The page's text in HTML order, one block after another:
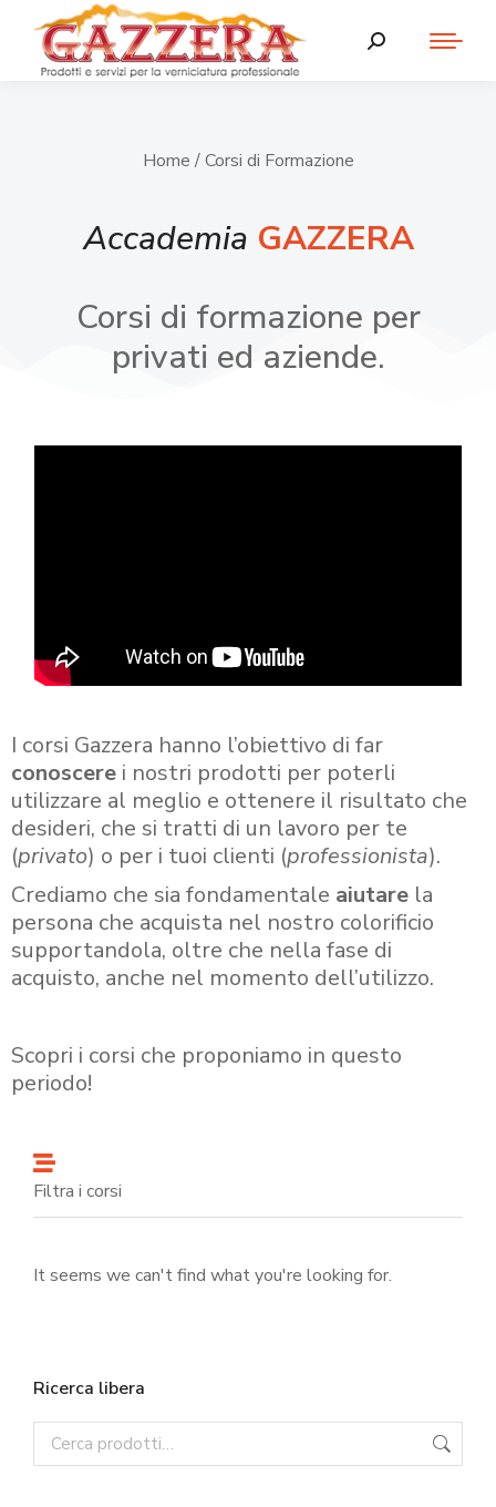
Home / Corsi di Formazione
Accademia GAZZERA
Corsi di formazione per
privati ed aziende.
I corsi Gazzera hanno l’obiettivo di far
conoscere i nostri prodotti per poterli
utilizzare al meglio e ottenere il risultato che
desideri, che si tratti di un lavoro per te
(privato) o per i tuoi clienti (professionista).
Crediamo che sia fondamentale aiutare la
persona che acquista nel nostro colorificio
supportandola, oltre che nella fase di
acquisto, anche nel momento dell’utilizzo.
Scopri i corsi che proponiamo in questo
periodo!
Filtra i corsi
It seems we can't find what you're looking for.
Ricerca libera